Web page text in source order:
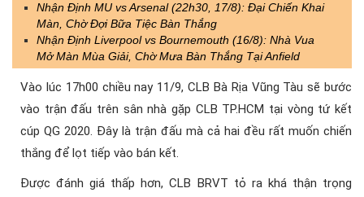
Nhận Định MU vs Arsenal (22h30, 17/8): Đại Chiến Khai
Màn, Chờ Đợi Bữa Tiệc Bàn Thắng
Nhận Định Liverpool vs Bournemouth (16/8): Nhà Vua
Mở Màn Mùa Giải, Chờ Mưa Bàn Thắng Tại Anfield
Vào lúc 17h00 chiều nay 11/9, CLB Bà Rịa Vũng Tàu sẽ bước
vào trận đấu trên sân nhà gặp CLB TP.HCM tại vòng tứ kết
cúp QG 2020. Đây là trận đấu mà cả hai đều rất muốn chiến
thắng để lọt tiếp vào bán kết.
Được đánh giá thấp hơn, CLB BRVT tỏ ra khá thận trọng